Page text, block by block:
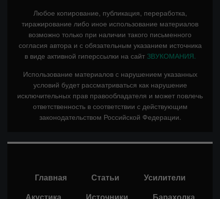
Любое копирование, публикация, переработка,
тиражирование либо иное использование материалов
возможно только при наличии такого письменного
согласия автора и с обязательным указанием источника
в виде активной гиперссылки на сайт ЗВУКОМАНИЯ.
Использование материалов с нарушением указанных
условий будет рассматриваться как нарушение
исключительных прав правообладателя и может повлечь
ответственность в соответствии с действующим
законодательством Российской Федерации.
Главная Статьи
Усилители
Акустика
Источники Барахолка